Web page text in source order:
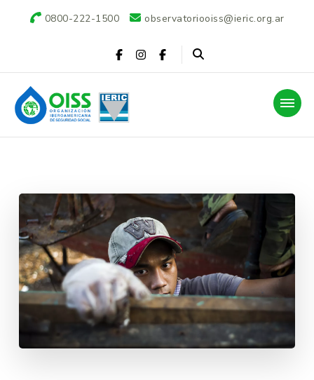
0800-222-1500 observatoriooiss@ieric.org.ar
Observatorio OISS-